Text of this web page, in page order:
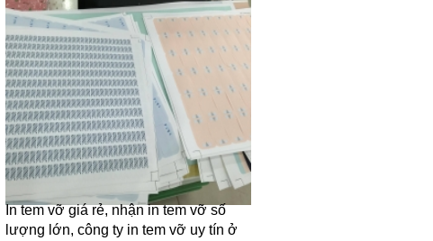
In tem vỡ giá rẻ, nhận in tem vỡ số
lượng lớn, công ty in tem vỡ uy tín ở